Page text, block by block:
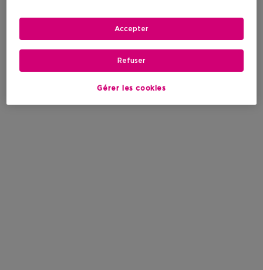
Gérer les cookies
Refuser
Accepter